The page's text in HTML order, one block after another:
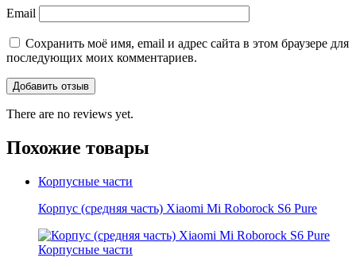
Email
Сохранить моё имя, email и адрес сайта в этом браузере для
последующих моих комментариев.
There are no reviews yet.
Похожие товары
Корпусные части
Корпус (средняя часть) Xiaomi Mi Roborock S6 Pure
Корпусные части